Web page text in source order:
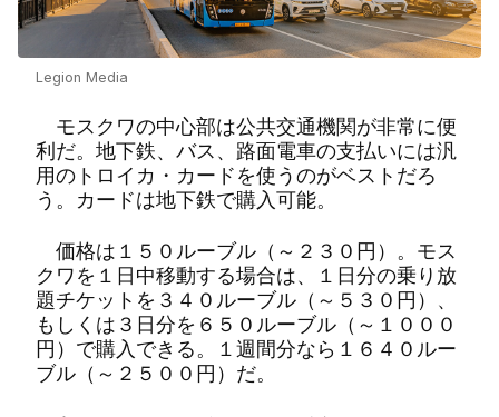
Legion Media
モスクワの中心部は公共交通機関が非常に便
利だ。地下鉄、バス、路面電車の支払いには汎
用のトロイカ・カードを使うのがベストだろ
う。カードは地下鉄で購入可能。
価格は１５０ルーブル（～２３０円）。モス
クワを１日中移動する場合は、１日分の乗り放
題チケットを３４０ルーブル（～５３０円）、
もしくは３日分を６５０ルーブル（～１０００
円）で購入できる。１週間分なら１６４０ルー
ブル（～２５００円）だ。